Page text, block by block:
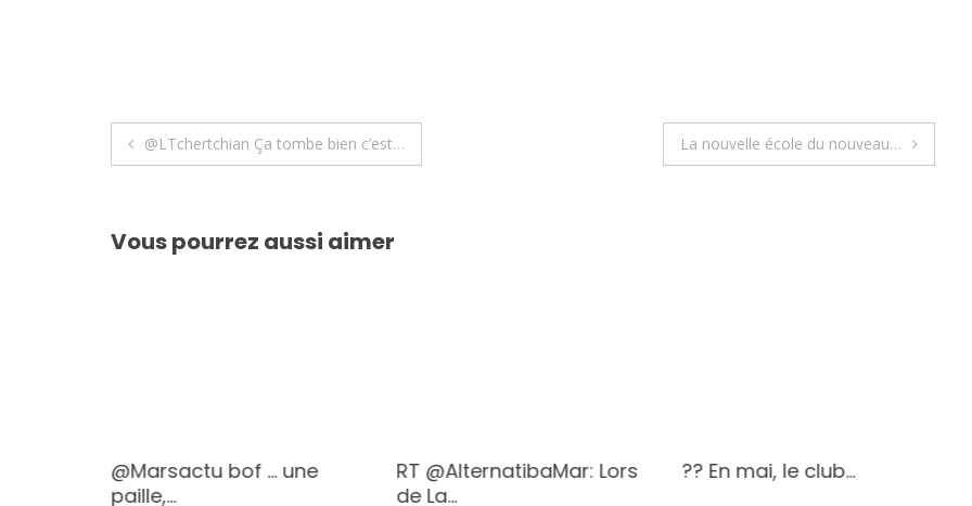
Navigation
l’article
@LTchertchian Ça tombe bien c’est… La nouvelle école du nouveau…
Vous pourrez aussi aimer
@Marsactu bof … une
paille,…
RT @AlternatibaMar: Lors
de La…
?? En mai, le club…